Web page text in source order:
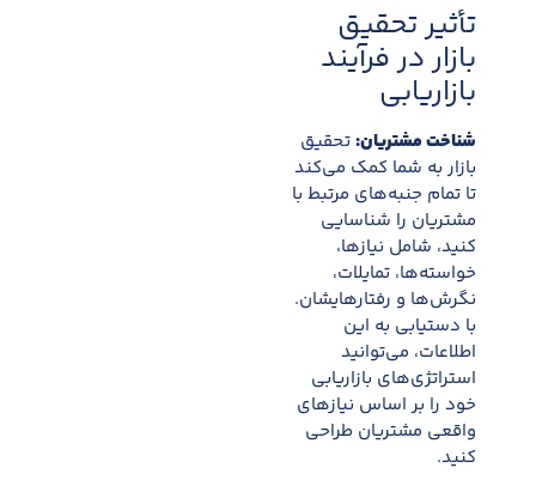
تأثیر تحقیق
بازار در فرآیند
بازاریابی
شناخت مشتریان:تحقیق
بازار به شما کمک می‌کند
تا تمام جنبه‌های مرتبط با
مشتریان را شناسایی
کنید، شامل نیازها،
خواسته‌ها، تمایلات،
نگرش‌ها و رفتارهایشان.
با دستیابی به این
اطلاعات، می‌توانید
استراتژی‌های بازاریابی
خود را بر اساس نیازهای
واقعی مشتریان طراحی
کنید.